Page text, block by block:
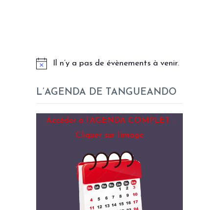
Il n’y a pas de évènements à venir.
L’AGENDA DE TANGUEANDO
Accéder à l’AGENDA COMPLET :
Cliquer sur l’image